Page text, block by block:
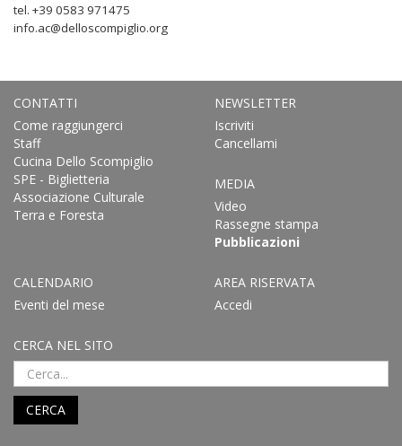
tel. +39 0583 971475
info.ac@delloscompiglio.org
CONTATTI
Come raggiungerci
Staff
Cucina Dello Scompiglio
SPE - Biglietteria
Associazione Culturale
Terra e Foresta
NEWSLETTER
Iscriviti
Cancellami
MEDIA
Video
Rassegne stampa
Pubblicazioni
CALENDARIO
Eventi del mese
AREA RISERVATA
Accedi
CERCA NEL SITO
CERCA